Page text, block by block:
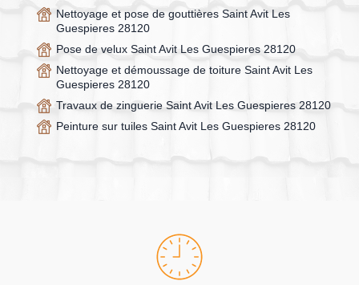
Nettoyage et pose de gouttières Saint Avit Les
Guespieres 28120
Pose de velux Saint Avit Les Guespieres 28120
Nettoyage et démoussage de toiture Saint Avit Les
Guespieres 28120
Travaux de zinguerie Saint Avit Les Guespieres 28120
Peinture sur tuiles Saint Avit Les Guespieres 28120